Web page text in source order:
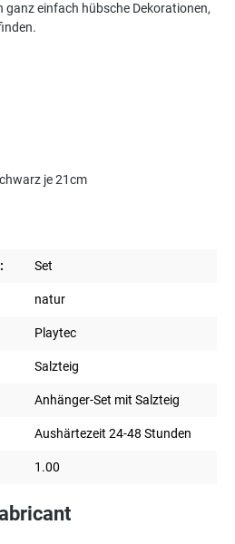
einfach hübsche Dekorationen,
je 21cm
Set
natur
Playtec
Salzteig
Anhänger-Set mit Salzteig
Aushärtezeit 24-48 Stunden
1.00